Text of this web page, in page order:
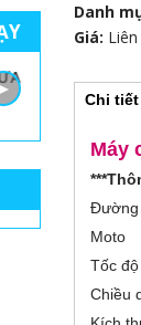
Danh
Giá:
o
Chi tiết(
Máy
Đường
Moto
Tốc
Chiều
GIẤY NHÁM
►